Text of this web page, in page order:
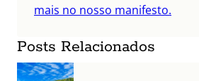
mais no nosso manifesto.
Posts Relacionados